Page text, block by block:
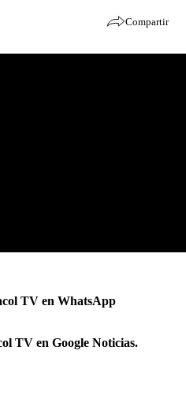
Compartir
TV en WhatsApp
TV en Google Noticias.